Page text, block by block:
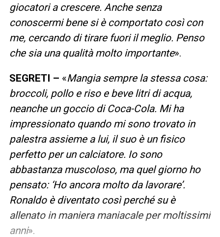
giocatori a crescere. Anche senza
conoscermi bene si è comportato così con
me, cercando di tirare fuori il meglio. Penso
che sia una qualità molto importante».
SEGRETI – «Mangia sempre la stessa cosa:
broccoli, pollo e riso e beve litri di acqua,
neanche un goccio di Coca-Cola. Mi ha
impressionato quando mi sono trovato in
palestra assieme a lui, il suo è un fisico
perfetto per un calciatore. Io sono
abbastanza muscoloso, ma quel giorno ho
pensato: ‘Ho ancora molto da lavorare’.
Ronaldo è diventato così perché su è
allenato in maniera maniacale per moltissimi
anni».